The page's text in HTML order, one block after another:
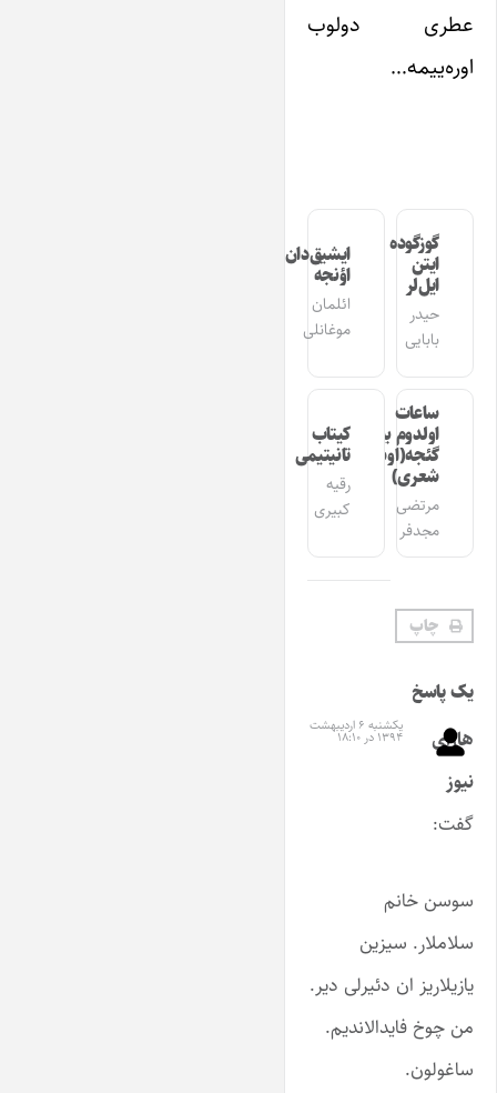
عطری دولوب
اوره‌ییمه…
گوزگوده
ایتن
ایل‌لر
حیدر
بابایی
ایشیق‌دان
اؤنجه
ائلمان
موغانلی
ساعات
اولدوم بیر
گئجه(اوشاق
شعری)
مرتضی
مجدفر
کیتاب
تانیتیمی
رقیه
کبیری
چاپ
یک پاسخ
هارای
نیوز
گفت:
یکشنبه ۶ اردیبهشت
۱۳۹۴ در ۱۸:۱۰
سوسن خانم
سلاملار. سیزین
یازیلاریز ان دئیرلی دیر.
من چوخ فایدالاندیم.
ساغولون.